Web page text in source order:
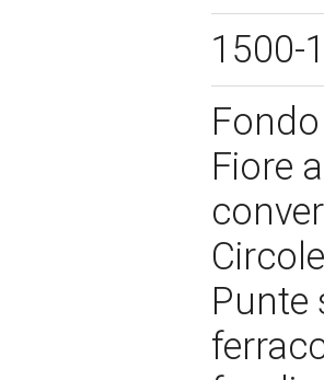
1500-
Fiore
Punte